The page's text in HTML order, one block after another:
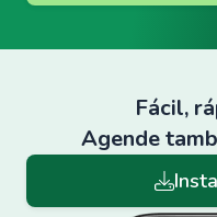
Fácil,
Agende